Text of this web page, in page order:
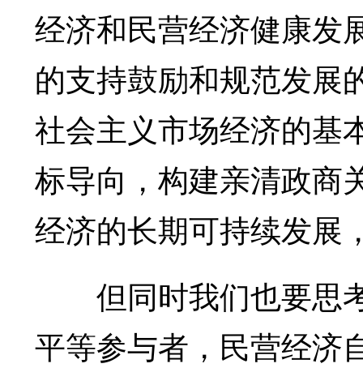
经济和民营经济健康发
的支持鼓励和规范发展
社会主义市场经济的基
标导向，构建亲清政商
经济的长期可持续发展
但同时我们也要思
平等参与者，民营经济